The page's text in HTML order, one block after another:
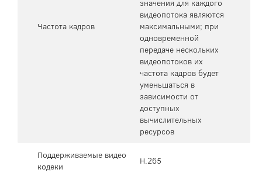
Частота кадров
значения для каждого
видеопотока являются
максимальными; при
одновременной
передаче нескольких
видеопотоков их
частота кадров будет
уменьшаться в
зависимости от
доступных
вычислительных
ресурсов
Поддерживаемые видео
кодеки
H.265